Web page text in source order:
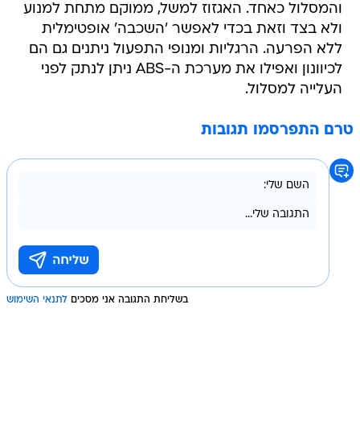
והמסלול כאחד. האגזוז למשל, ממוקם מתחת למנוע
ולא בצד וזאת בכדי לאפשר 'השכבה' אופטימלית
ללא הפרעה. הרגליות ומנופי התפעול ניתנים גם הם
לכיוונון ואפילו את מערכת ה-ABS ניתן לנתק לפני
העלייה למסלול.
טרם התפרסמו תגובות
בשליחת התגובה אני מסכים לתנאי השימוש